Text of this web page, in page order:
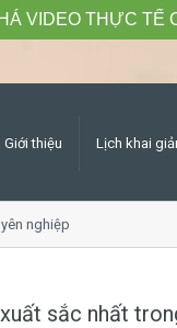
Giới thiệu Lịch khai
nghiệp
sắc nhất
VIDEO THỰC TẾ